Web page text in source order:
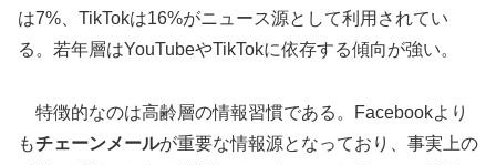
は7%、TikTokは16%がニュース源として利用されてい
る。若年層はYouTubeやTikTokに依存する傾向が強い。
特徴的なのは高齢層の情報習慣である。Facebookより
もチェーンメールが重要な情報源となっており、事実上の